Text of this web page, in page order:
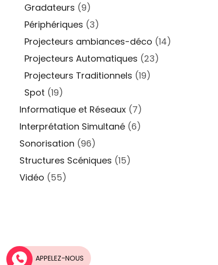
Gradateurs (9)
Périphériques (3)
Projecteurs ambiances-déco (14)
Projecteurs Automatiques (23)
Projecteurs Traditionnels (19)
Spot (19)
Informatique et Réseaux (7)
Interprétation Simultané (6)
Sonorisation (96)
Structures Scéniques (15)
Vidéo (55)
APPELEZ-NOUS